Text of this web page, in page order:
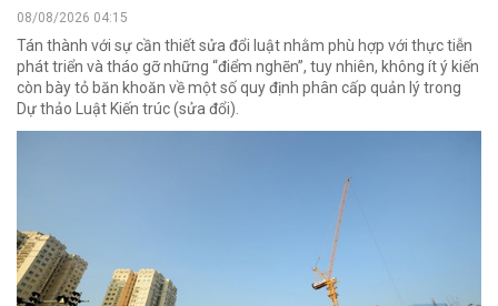
08/08/2026 04:15
Tán thành với sự cần thiết sửa đổi luật nhằm phù hợp với thực tiễn
phát triển và tháo gỡ những “điểm nghẽn”, tuy nhiên, không ít ý kiến
còn bày tỏ băn khoăn về một số quy định phân cấp quản lý trong
Dự thảo Luật Kiến trúc (sửa đổi).